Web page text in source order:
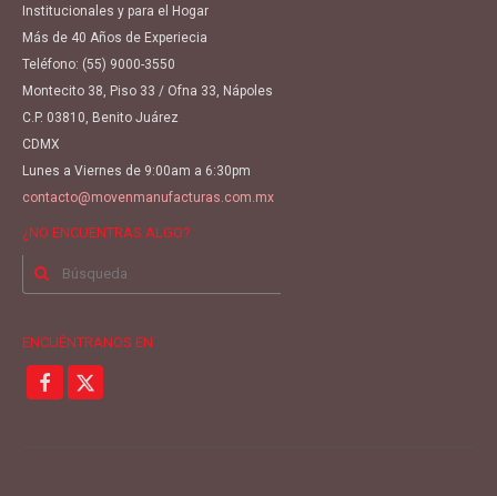
Institucionales y para el Hogar
Más de 40 Años de Experiecia
Teléfono: (55) 9000-3550
Montecito 38, Piso 33 / Ofna 33, Nápoles
C.P. 03810, Benito Juárez
CDMX
Lunes a Viernes de 9:00am a 6:30pm
contacto@movenmanufacturas.com.mx
¿NO ENCUENTRAS ALGO?
Buscar
ENCUÉNTRANOS EN